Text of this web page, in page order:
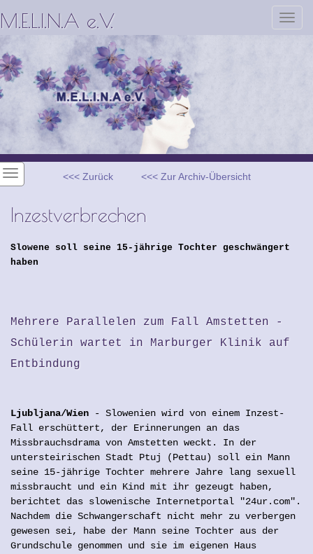
M.E.L.I.N.A e.V.
<<< Zurück <<< Zur Archiv-Übersicht
Inzestverbrechen
Slowene soll seine 15-jährige Tochter geschwängert
haben
Mehrere Parallelen zum Fall Amstetten -
Schülerin wartet in Marburger Klinik auf
Entbindung
Ljubljana/Wien
- Slowenien wird von einem Inzest-
Fall erschüttert, der Erinnerungen an das
Missbrauchsdrama von Amstetten weckt. In der
untersteirischen Stadt Ptuj (Pettau) soll ein Mann
seine 15-jährige Tochter mehrere Jahre lang sexuell
missbraucht und ein Kind mit ihr gezeugt haben,
berichtet das slowenische Internetportal "24ur.com".
Nachdem die Schwangerschaft nicht mehr zu verbergen
gewesen sei, habe der Mann seine Tochter aus der
Grundschule genommen und sie im eigenen Haus